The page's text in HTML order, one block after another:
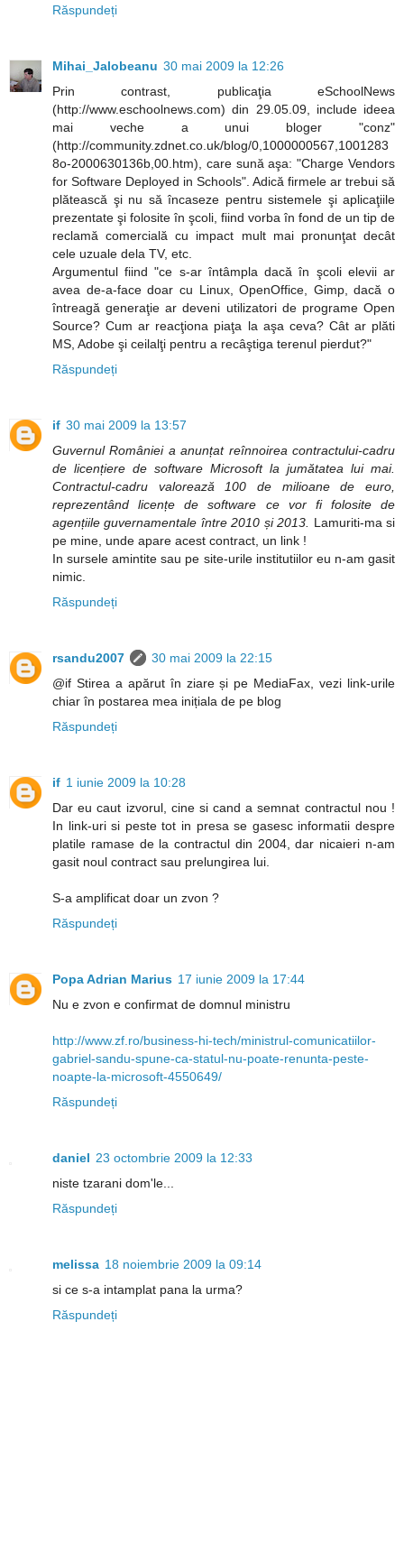
Răspundeți
Mihai_Jalobeanu 30 mai 2009 la 12:26
Prin contrast, publicaţia eSchoolNews
(http://www.eschoolnews.com) din 29.05.09, include ideea
mai veche a unui bloger "conz"
(http://community.zdnet.co.uk/blog/0,1000000567,1001283
8o-2000630136b,00.htm), care sună aşa: "Charge Vendors
for Software Deployed in Schools". Adică firmele ar trebui să
plătească şi nu să încaseze pentru sistemele şi aplicaţiile
prezentate şi folosite în şcoli, fiind vorba în fond de un tip de
reclamă comercială cu impact mult mai pronunţat decât
cele uzuale dela TV, etc.
Argumentul fiind "ce s-ar întâmpla dacă în şcoli elevii ar
avea de-a-face doar cu Linux, OpenOffice, Gimp, dacă o
întreagă generaţie ar deveni utilizatori de programe Open
Source? Cum ar reacţiona piaţa la aşa ceva? Cât ar plăti
MS, Adobe şi ceilalţi pentru a recâştiga terenul pierdut?"
Răspundeți
if 30 mai 2009 la 13:57
Guvernul României a anunțat reînnoirea contractului-cadru
de licențiere de software Microsoft la jumătatea lui mai.
Contractul-cadru valorează 100 de milioane de euro,
reprezentând licențe de software ce vor fi folosite de
agențiile guvernamentale între 2010 și 2013. Lamuriti-ma si
pe mine, unde apare acest contract, un link !
In sursele amintite sau pe site-urile institutiilor eu n-am gasit
nimic.
Răspundeți
rsandu2007
30 mai 2009 la 22:15
@if Stirea a apărut în ziare și pe MediaFax, vezi link-urile
chiar în postarea mea inițiala de pe blog
Răspundeți
if 1 iunie 2009 la 10:28
Dar eu caut izvorul, cine si cand a semnat contractul nou !
In link-uri si peste tot in presa se gasesc informatii despre
platile ramase de la contractul din 2004, dar nicaieri n-am
gasit noul contract sau prelungirea lui.
S-a amplificat doar un zvon ?
Răspundeți
Popa Adrian Marius 17 iunie 2009 la 17:44
Nu e zvon e confirmat de domnul ministru
http://www.zf.ro/business-hi-tech/ministrul-comunicatiilor-
gabriel-sandu-spune-ca-statul-nu-poate-renunta-peste-
noapte-la-microsoft-4550649/
Răspundeți
daniel 23 octombrie 2009 la 12:33
niste tzarani dom'le...
Răspundeți
melissa 18 noiembrie 2009 la 09:14
si ce s-a intamplat pana la urma?
Răspundeți